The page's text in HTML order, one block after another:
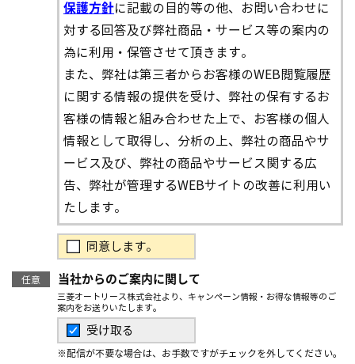
保護方針に記載の目的等の他、お問い合わせに
対する回答及び弊社商品・サービス等の案内の
為に利用・保管させて頂きます。
また、弊社は第三者からお客様のWEB閲覧履歴
に関する情報の提供を受け、弊社の保有するお
客様の情報と組み合わせた上で、お客様の個人
情報として取得し、分析の上、弊社の商品やサ
ービス及び、弊社の商品やサービス関する広
告、弊社が管理するWEBサイトの改善に利用い
たします。
同意します。
任意 当社からのご案内に関して
三菱オートリース株式会社より、キャンペーン情報・お得な情報等のご
案内をお送りいたします。
受け取る
※配信が不要な場合は、お手数ですがチェックを外してください。